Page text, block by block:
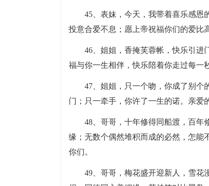
45、表妹，今天，我带着喜乐感恩
投意合爱不息；愿上帝祝福你们的爱比
46、姐姐，香掩芙蓉帐，快乐引进
福与你一生相伴，快乐陪着你走过每一
47、姐姐，只一个吻，你成了别个
门；只一牵手，你许了一生的诺。亲爱
48、哥哥，十年修得同船渡，百年
缘；无数个偶然堆积而成的必然，怎能
你们。
49、哥哥，梅花盛开迎新人，雪花